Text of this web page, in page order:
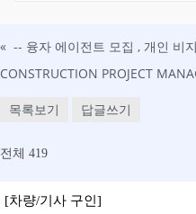
« -- 융자 에이전트 모집 , 개인 비
목록보기 답글쓰기
전체 419
[차량/기사 구인]